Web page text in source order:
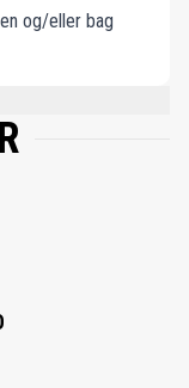
og/eller bag
ETHYLHEXYL
SALICYLATE, BENZYL
GERANIOL,